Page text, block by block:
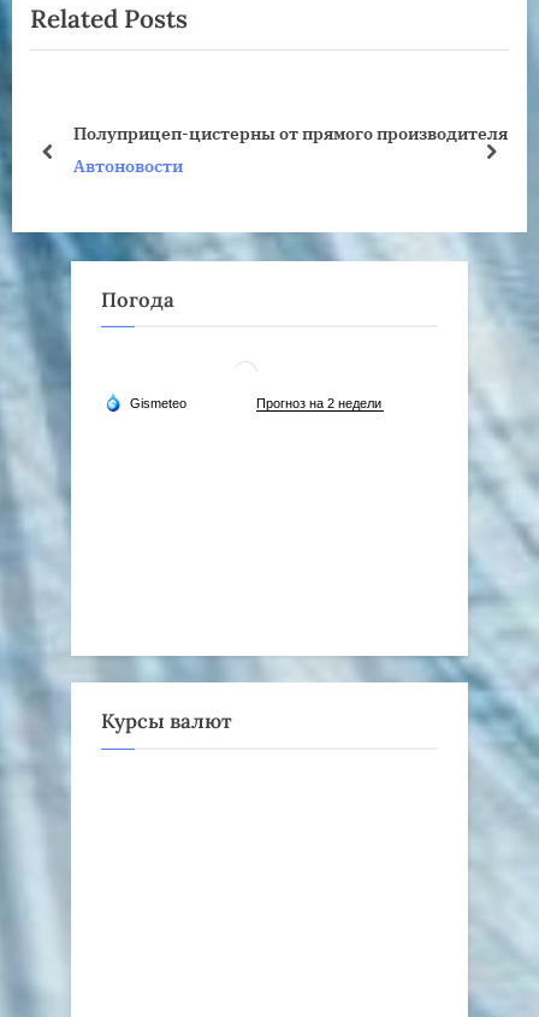
i
o
P
t
x
t
Related Posts
Полуприцеп-цистерны от прямого производителя
Автоновости
prev next
Погода
Курсы валют